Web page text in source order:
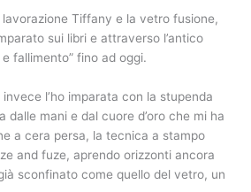
Tiffany e la vetro fusione,
sui libri e attraverso l’antico
fallimento” fino ad oggi.
l’ho imparata con la stupenda
dalle mani e dal cuore d’oro che mi ha
a cera persa, la tecnica a stampo
and fuze, aprendo orizzonti ancora
sconfinato come quello del vetro, un